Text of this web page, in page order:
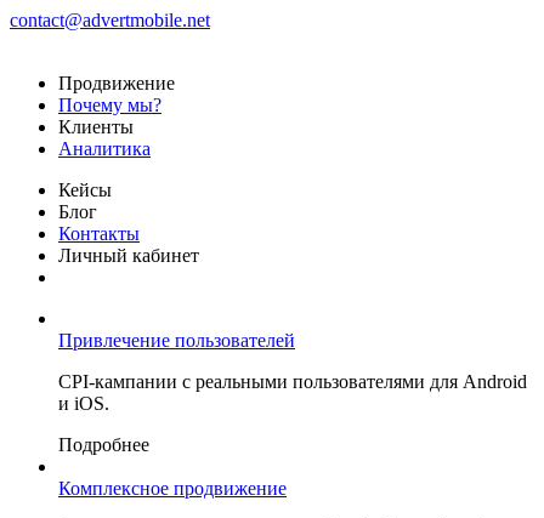
contact@advertmobile.net
Продвижение
Почему мы?
Клиенты
Аналитика
Кейсы
Блог
Контакты
Личный кабинет
Привлечение пользователей
CPI-кампании с реальными пользователями для Android
и iOS.
Подробнее
Комплексное продвижение